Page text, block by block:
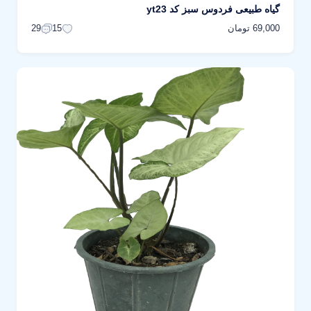
گیاه طبیعی فردوس سبز کد yt23
69,000 تومان 15
29